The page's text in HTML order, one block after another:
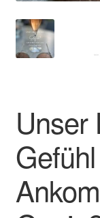
Kasse
Mein Konto
Über Wohlzeit
Versandarten
Vertrag
Unser